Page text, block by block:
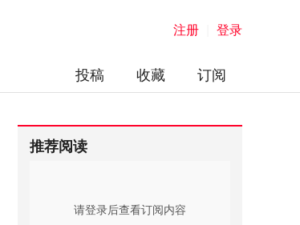
注册 登录
订阅
收藏
投稿
推荐阅读
请登录后查看订阅内容